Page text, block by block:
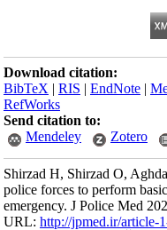
Download citation:
BibTeX |RIS |EndNote |
RefWorks
Send citation to:
Mendeley
Zotero
Shirzad H, Shirzad O,
police forces to perform
emergency. J Police Med
URL:http://jpmed.ir/